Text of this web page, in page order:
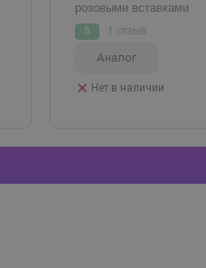
розовыми вставками
5 1 отзыв
Аналог
Нет в наличии